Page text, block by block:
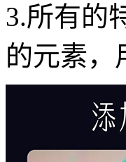
3.所有的
的元素，